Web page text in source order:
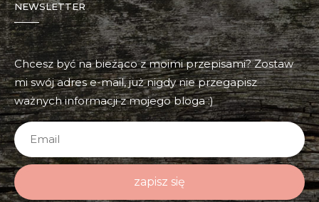
NEWSLETTER
Chcesz być na bieżąco z moimi przepisami? Zostaw
mi swój adres e-mail, już nigdy nie przegapisz
ważnych informacji z mojego bloga :)
zapisz się